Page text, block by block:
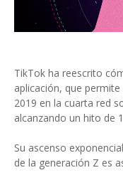
TikTok ha reescrito
aplicación, que
2019 en la cuarta red
alcanzando un hito de
Su ascenso
de la generación Z es